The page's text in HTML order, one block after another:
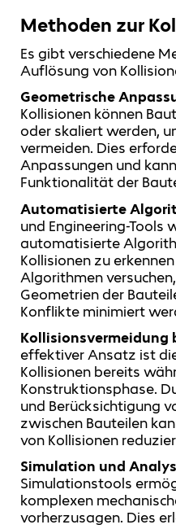
Methoden zur
Es gibt verschiedene
Auflösung von
Geometrische
Kollisionen können
oder skaliert werden,
vermeiden. Dies
Anpassungen und
Funktionalität der
Automatisierte
und Engineering-Tools
automatisierte
Kollisionen zu
Algorithmen
Geometrien der
Konflikte minimiert
Kollisionsvermeidung
effektiver Ansatz ist
Kollisionen bereits
Konstruktionsphase.
und Berücksichtigung
zwischen Bauteilen
von Kollisionen
Simulation und
Simulationstools
komplexen
vorherzusagen. Dies